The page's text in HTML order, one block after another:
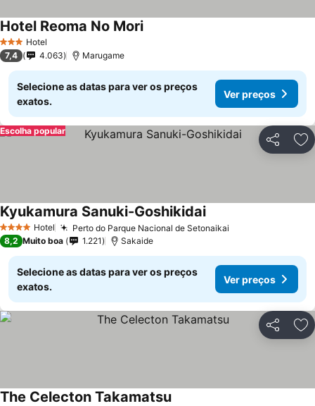
3 EstrelasHotel
Hotel Reoma No Mori
7,4 4.063 Marugame
Selecione as datas para ver os preços
exatos.
Ver preços
Partilhar
Escolha popular
4 EstrelasHotel Perto do Parque Nacional de Setonaikai
Kyukamura Sanuki-Goshikidai
8,2 Muito boa 1.221 Sakaide
Selecione as datas para ver os preços
exatos.
Ver preços
Partilhar
The Celecton Takamatsu